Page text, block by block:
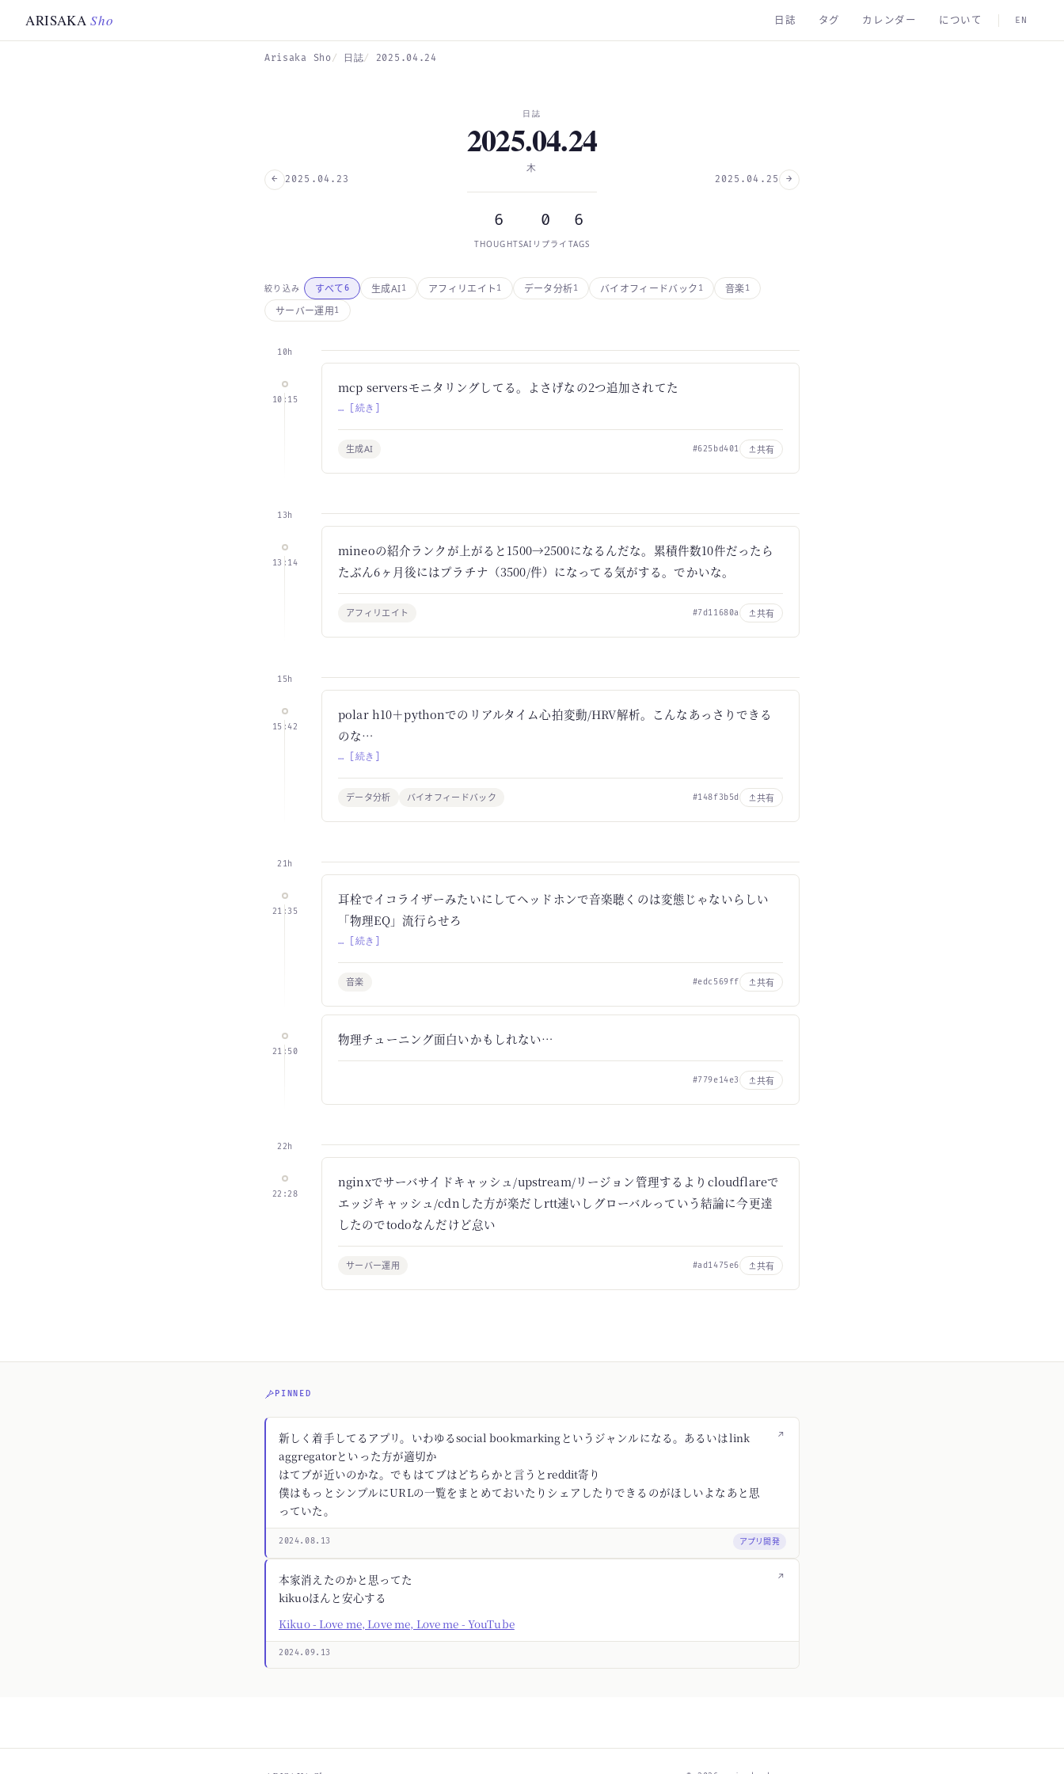
ARISAKASho 日誌 タグ カレンダー について EN
Arisaka Sho 日誌 2025.04.24
← 2025.04.23
日誌
2025.04.24
木
6
THOUGHTS
0
AIリプライ
6
TAGS
2025.04.25 →
絞り込み すべて6 生成AI1 アフィリエイト 1 データ分析1 バイオフィードバック 1 音楽1
サーバー運用1
10h
10:15
mcp serversモニタリングしてる。よさげなの2つ追加されてた
… [続き]
生成AI #625bd401 共有
13h
13:14
mineoの紹介ランクが上がると1500→2500になるんだな。累積件数10件だったら
たぶん6ヶ月後にはプラチナ（3500/件）になってる気がする。でかいな。
アフィリエイト #7d11680a 共有
15h
15:42
polar h10＋pythonでのリアルタイム心拍変動/HRV解析。こんなあっさりできる
のな…
… [続き]
データ分析 バイオフィードバック #148f3b5d 共有
21h
21:35
耳栓でイコライザーみたいにしてヘッドホンで音楽聴くのは変態じゃないらしい
「物理EQ」流行らせろ
… [続き]
音楽 #edc569ff 共有
21:50
物理チューニング面白いかもしれない…
#779e14e3 共有
22h
22:28
nginxでサーバサイドキャッシュ/upstream/リージョン管理するよりcloudflareで
エッジキャッシュ/cdnした方が楽だしrtt速いしグローバルっていう結論に今更達
したのでtodoなんだけど怠い
サーバー運用 #ad1475e6 共有
PINNED
↗
新しく着手してるアプリ。いわゆるsocial bookmarkingというジャンルになる。あるいはlink
aggregatorといった方が適切か
はてブが近いのかな。でもはてブはどちらかと言うとreddit寄り
僕はもっとシンプルにURLの一覧をまとめておいたりシェアしたりできるのがほしいよなあと思
っていた。
2024.08.13 アプリ開発
↗
本家消えたのかと思ってた
kikuoほんと安心する
Kikuo - Love me, Love me, Love me - YouTube
2024.09.13